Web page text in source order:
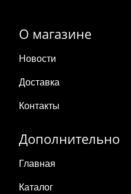
О магазине
Новости
Доставка
Контакты
Дополнительно
Главная
Каталог